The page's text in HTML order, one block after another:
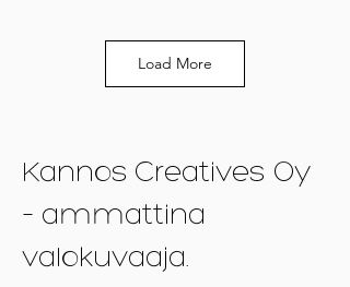
Load More
Kannos Creatives Oy
– ammattina
valokuvaaja.